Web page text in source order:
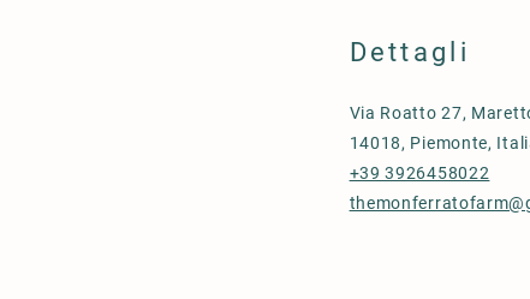
Dettagli
Via Roatto 27,
14018, Piemonte,
+39 3926458022